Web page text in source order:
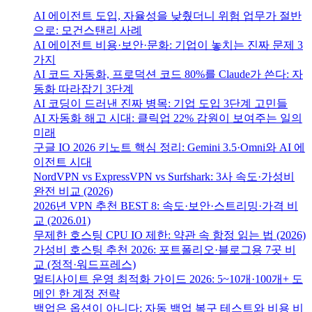
AI 에이전트 도입, 자율성을 낮췄더니 위험 업무가 절반
으로: 모건스탠리 사례
AI 에이전트 비용·보안·문화: 기업이 놓치는 진짜 문제 3
가지
AI 코드 자동화, 프로덕션 코드 80%를 Claude가 쓴다: 자
동화 따라잡기 3단계
AI 코딩이 드러낸 진짜 병목: 기업 도입 3단계 고민들
AI 자동화 해고 시대: 클릭업 22% 감원이 보여주는 일의
미래
구글 IO 2026 키노트 핵심 정리: Gemini 3.5·Omni와 AI 에
이전트 시대
NordVPN vs ExpressVPN vs Surfshark: 3사 속도·가성비
완전 비교 (2026)
2026년 VPN 추천 BEST 8: 속도·보안·스트리밍·가격 비
교 (2026.01)
무제한 호스팅 CPU IO 제한: 약관 속 함정 읽는 법 (2026)
가성비 호스팅 추천 2026: 포트폴리오·블로그용 7곳 비
교 (정적·워드프레스)
멀티사이트 운영 최적화 가이드 2026: 5~10개·100개+ 도
메인 한 계정 전략
백업은 옵션이 아니다: 자동 백업 복구 테스트와 비용 비